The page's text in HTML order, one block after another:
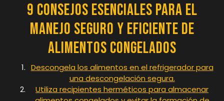
9 Consejos Esenciales para el
Manejo Seguro y Eficiente de
Alimentos Congelados
Descongela los alimentos en el refrigerador para
una descongelación segura.
Utiliza recipientes herméticos para almacenar